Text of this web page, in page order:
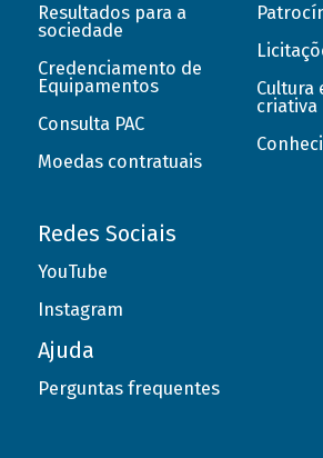
Resultados para a
sociedade
Credenciamento de
Equipamentos
Consulta PAC
Moedas contratuais
Cultura
criativa
Redes Sociais
YouTube
Instagram
Ajuda
Perguntas frequentes